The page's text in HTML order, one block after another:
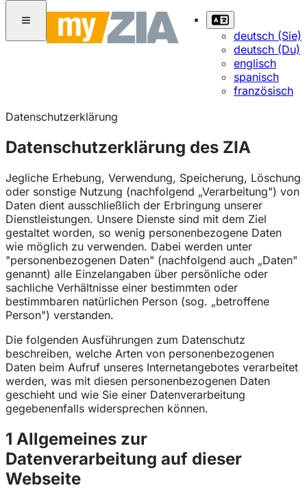
deutsch (Sie)
deutsch (Du)
englisch
spanisch
französisch
Datenschutzerklärung
Datenschutzerklärung des ZIA
Jegliche Erhebung, Verwendung, Speicherung, Löschung
oder sonstige Nutzung (nachfolgend „Verarbeitung") von
Daten dient ausschließlich der Erbringung unserer
Dienstleistungen. Unsere Dienste sind mit dem Ziel
gestaltet worden, so wenig personenbezogene Daten
wie möglich zu verwenden. Dabei werden unter
"personenbezogenen Daten" (nachfolgend auch „Daten"
genannt) alle Einzelangaben über persönliche oder
sachliche Verhältnisse einer bestimmten oder
bestimmbaren natürlichen Person (sog. „betroffene
Person") verstanden.
Die folgenden Ausführungen zum Datenschutz
beschreiben, welche Arten von personenbezogenen
Daten beim Aufruf unseres Internetangebotes verarbeitet
werden, was mit diesen personenbezogenen Daten
geschieht und wie Sie einer Datenverarbeitung
gegebenenfalls widersprechen können.
1 Allgemeines zur
Datenverarbeitung auf dieser
Webseite